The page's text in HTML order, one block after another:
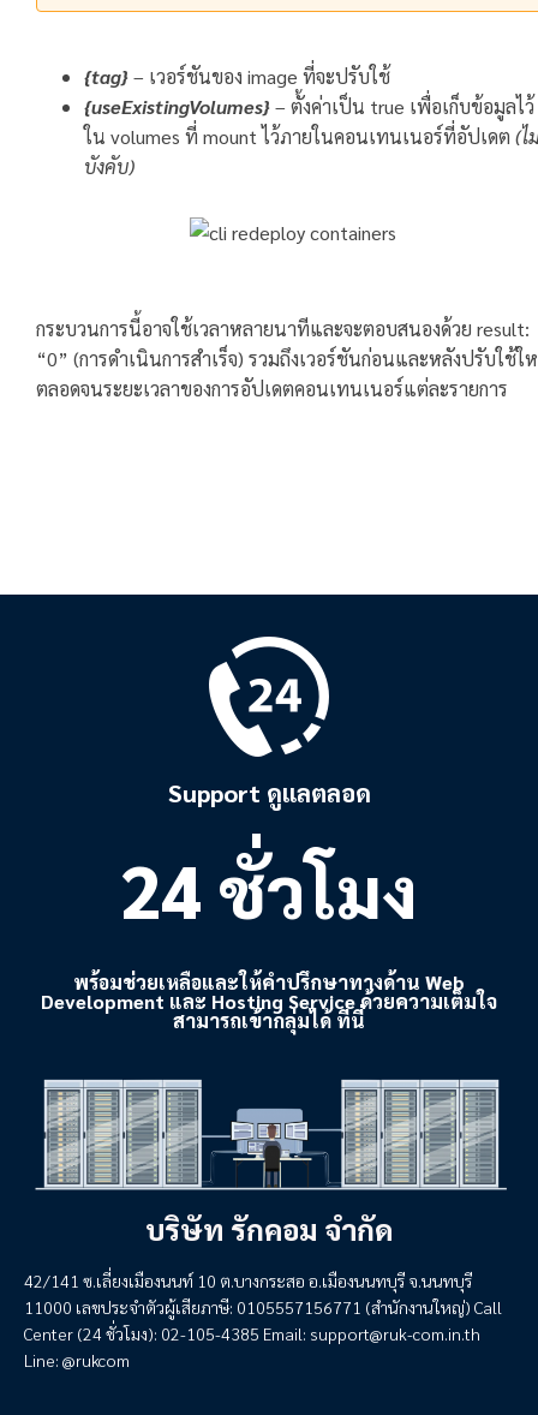
{tag}– เวอร์ชันของ image ที่จะปรับใช้
{useExistingVolumes}– ตั้งค่าเป็น true เพื่อเก็บข้อมูลไว้
ใน volumes ที่ mount ไว้ภายในคอนเทนเนอร์ที่อัปเดต (ไ
บังคับ)
กระบวนการนี้อาจใช้เวลาหลายนาทีและจะตอบสนองด้วย result:
“0” (การดำเนินการสำเร็จ) รวมถึงเวอร์ชันก่อนและหลังปรับใช้ใ
ตลอดจนระยะเวลาของการอัปเดตคอนเทนเนอร์แต่ละรายการ
Support ดูแลตลอด
24 ชั่วโมง
พร้อมช่วยเหลือและให้คำปรึกษาทางด้าน Web
Development และ Hosting Service ด้วยความเต็มใจ
สามารถเข้ากลุ่มได้ ที่นี่
บริษัท รักคอม จำกัด
42/141 ซ.เลี่ยงเมืองนนท์ 10 ต.บางกระสอ อ.เมืองนนทบุรี จ.นนทบุรี
11000 เลขประจำตัวผู้เสียภาษี: 0105557156771 (สำนักงานใหญ่) Call
Center (24 ชั่วโมง): 02-105-4385 Email: support@ruk-com.in.th
Line: @rukcom